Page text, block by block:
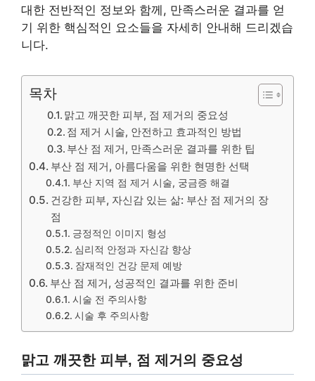
대한 전반적인 정보와 함께, 만족스러운 결과를 얻
기 위한 핵심적인 요소들을 자세히 안내해 드리겠습
니다.
목차
맑고 깨끗한 피부, 점 제거의 중요성
점 제거 시술, 안전하고 효과적인 방법
부산 점 제거, 만족스러운 결과를 위한 팁
부산 점 제거, 아름다움을 위한 현명한 선택
부산 지역 점 제거 시술, 궁금증 해결
건강한 피부, 자신감 있는 삶: 부산 점 제거의 장
점
긍정적인 이미지 형성
심리적 안정과 자신감 향상
잠재적인 건강 문제 예방
부산 점 제거, 성공적인 결과를 위한 준비
시술 전 주의사항
시술 후 주의사항
맑고 깨끗한 피부, 점 제거의 중요성